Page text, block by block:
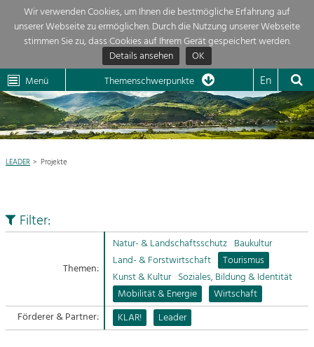
Wir verwenden Cookies, um Ihnen die bestmögliche Erfahrung auf
unserer Webseite zu ermöglichen. Durch die Nutzung unserer Webseite
stimmen Sie zu, dass Cookies auf Ihrem Gerät gespeichert werden.
Details ansehen
OK
Dunkelsteinerwald Klima
Menü Themenschwerpunkte En
Aktuelles 
Region 
Projekte
Mein Projekt 
Impressum
Themenübersicht
Die Regionalentwicklung in unserer Region ist sehr vielfältig. Deshalb
geben wir hier eine Übersicht über unsere Themenschwerpunkte. Für
mehr Informationen einfach das Thema anklicken und schon werden alle
Projekte in diesem Kontext angezeigt.
Natur- &
Baukultur
Ortsbild, Baukultur und nachhaltiges
Land- & Forstwirtschaft
Bewirtschaftung und Pflege der
Kulturlandschaft.
LEADER Projekte
Filter:
Themen:
Natur- & Landschaftsschutz Baukultur
Land- & Forstwirtschaft
Tourismus
Kunst & Kultur Soziales, Bildung & Identität
Mobilität & Energie
Wirtschaft
Förderer & Partner:
KLAR! Leader